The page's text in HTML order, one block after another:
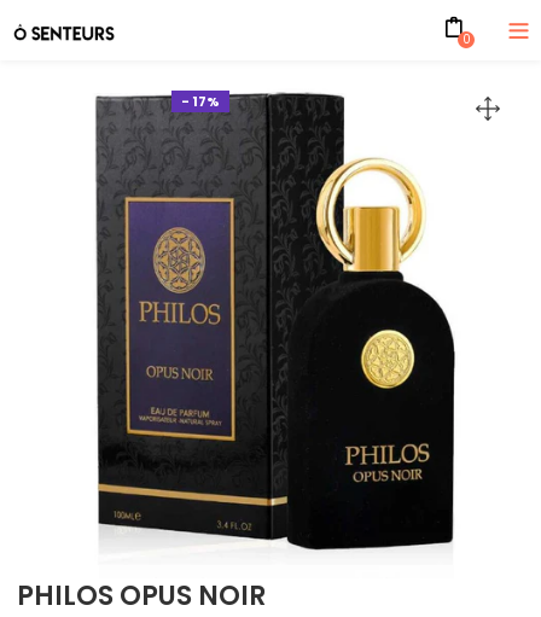
0
- 17%
PHILOS OPUS NOIR